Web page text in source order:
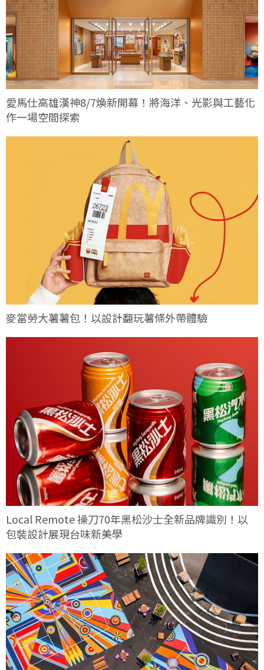
愛馬仕高雄漢神8/7煥新開幕！將海洋、光影與工藝化
作一場空間探索
麥當勞大薯薯包！以設計翻玩薯條外帶體驗
Local Remote 操刀70年黑松沙士全新品牌識別！以
包裝設計展現台味新美學